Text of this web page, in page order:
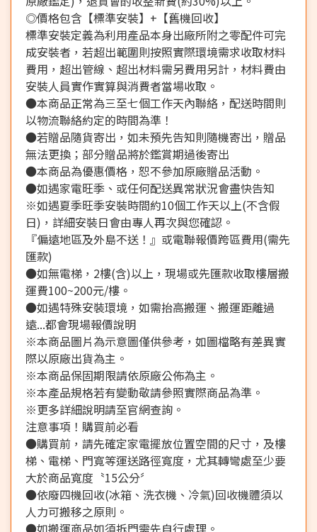
◎價格包含【標準安裝】+【舊機回收】
標準安裝定義為利用產品本身出廠所附之零配件可完
成安裝者，若超出範圍則按照實際環境需求收取材料
費用，超出管線、超出材料需另費用另計，材料費由
安裝人員實作實算與消費者當場收取。
●本商品正常為三至七個工作天內聯絡，配送時間則
以物流聯絡約定的時間為準！
●若贈品隨貨寄出，如未預先告知則隨機寄出，贈品
無法更換；部分贈品將於鑑賞期過後寄出
●本商品為優惠價格，恕不參加原廠贈品活動。
●如遇家電旺季、或任何配送異常狀況會盡快告知
※如遇夏季旺季安裝時間約10個工作天以上(不含假
日)，詳細安裝日會由專人再次與您確認。
『偏遠地區及外島不送！』或電聯報價跨區費用(需先
匯款)
●如無電梯，2樓(含)以上，現場或先匯款收取樓層搬
運費100~200元/樓。
●如遇特殊安裝環境，如需抬高搬運、搬運距離過
遠...都會現場報價說明
※本商品圖片為示意圖僅供參考，如圖檔略有差異實
際以原廠出貨為主。
※本商品保固期限請依原廠公佈為主。
※本產品規格若有變動敬請參照實際商品為準。
※更多詳細說明請至官網查詢。
注意事項！購買前必看
●購買前，請先確定家電擺放位置空間的尺寸，及樓
梯、電梯、門寬等運送路徑寬度，尤其轉彎處至少要
大於商品寬度〝15公分〞
●依廢四機回收(冰箱、洗衣機、冷氣)回收機體須以
人力可搬移之原則。
●如搬運商品如須拆門需先自行處理。